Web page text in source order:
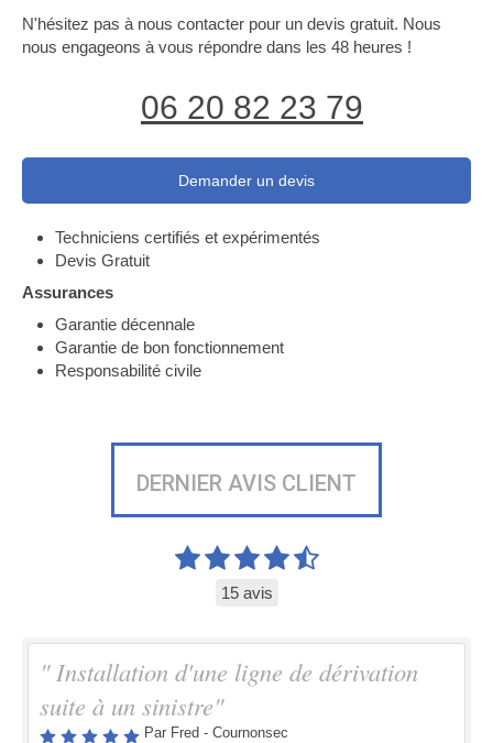
N'hésitez pas à nous contacter pour un devis gratuit. Nous
nous engageons à vous répondre dans les 48 heures !
06 20 82 23 79
Demander un devis
Techniciens certifiés et expérimentés
Devis Gratuit
Assurances
Garantie décennale
Garantie de bon fonctionnement
Responsabilité civile
DERNIER AVIS CLIENT
15 avis
" Installation d'une ligne de dérivation
suite à un sinistre"
Par Fred - Cournonsec